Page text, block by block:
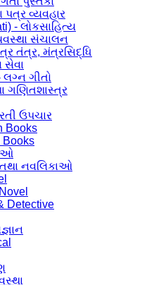
પત્ર વ્યવહાર
- લોકસાહિત્ય
સંચાલન
તંત્ર, મંત્રસિદ્ધિ
સેવા
લગ્ન ગીતો
ગણિતશાસ્ત્ર
ઉપચાર
Books
Books
નવલિકાઓ
Detective